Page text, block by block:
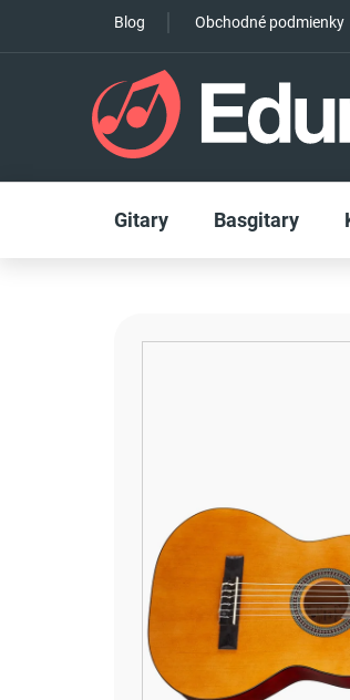
obsah
Blog Obchodné podmienky
Gitary Basgitary